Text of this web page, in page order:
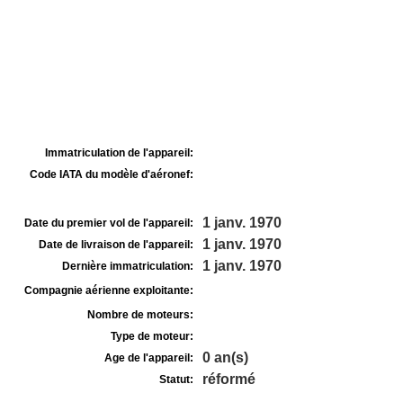
Immatriculation de l'appareil:
Code IATA du modèle d'aéronef:
Date du premier vol de l'appareil: 1 janv. 1970
Date de livraison de l'appareil: 1 janv. 1970
Dernière immatriculation: 1 janv. 1970
Compagnie aérienne exploitante:
Nombre de moteurs:
Type de moteur:
Age de l'appareil:
0 an(s)
Statut: réformé